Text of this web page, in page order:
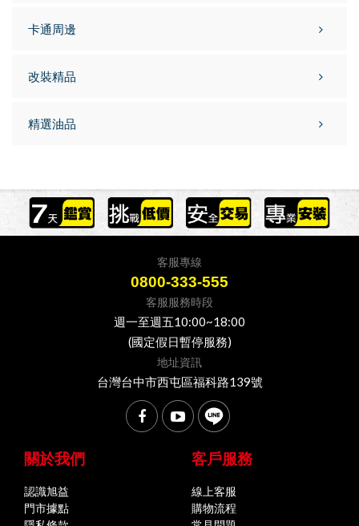
卡通周邊
改裝精品
精選油品
客服專線
0800-333-555
客服服務時段
週一至週五10:00~18:00
(國定假日暫停服務)
地址資訊
台灣台中市西屯區福科路139號
關於我們
認識旭益
門市據點
客戶服務
線上客服
購物流程